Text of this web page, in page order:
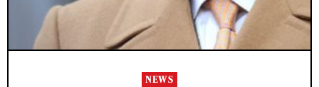
NEWS